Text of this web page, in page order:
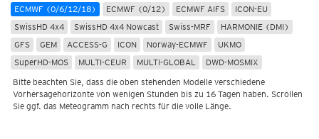
ECMWF (0/6/12/18)
ECMWF (0/12) ECMWF AIFS
ICON-EU
SwissHD 4x4
SwissHD 4x4 Nowcast Swiss-MRF
HARMONIE (DMI)
GFS
GEM ACCESS-G ICON Norway-ECMWF
UKMO
SuperHD-MOS
MULTI-CEUR MULTI-GLOBAL DWD-MOSMIX
Bitte beachten Sie, dass die oben stehenden Modelle verschiedene
Vorhersagehorizonte von wenigen Stunden bis zu 16 Tagen haben. Scrollen
Sie ggf. das Meteogramm nach rechts für die volle Länge.